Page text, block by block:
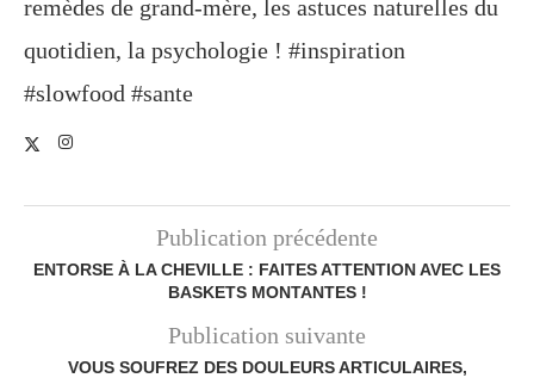
remèdes de grand-mère, les astuces naturelles du
quotidien, la psychologie ! #inspiration
#slowfood #sante
Publication précédente
ENTORSE À LA CHEVILLE : FAITES ATTENTION AVEC LES
BASKETS MONTANTES !
Publication suivante
VOUS SOUFREZ DES DOULEURS ARTICULAIRES,